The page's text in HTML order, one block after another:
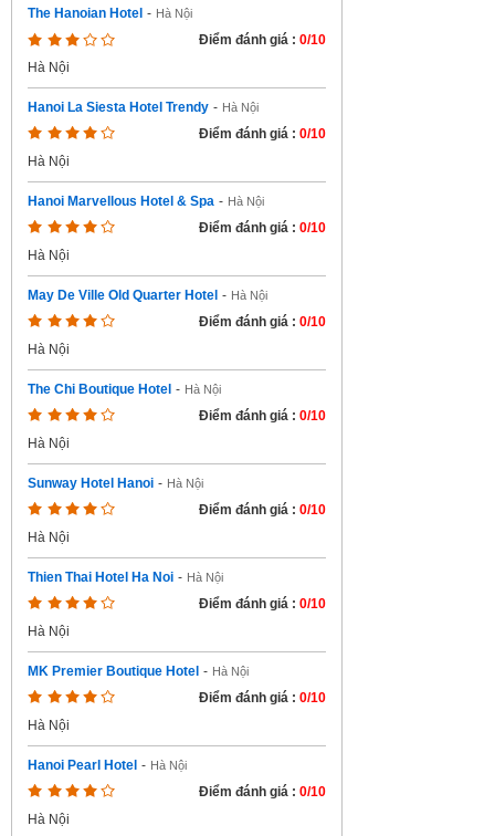
The Hanoian Hotel - Hà Nội
Điểm đánh giá : 0/10
Hà Nội
Hanoi La Siesta Hotel Trendy - Hà Nội
Điểm đánh giá : 0/10
Hà Nội
Hanoi Marvellous Hotel & Spa - Hà Nội
Điểm đánh giá : 0/10
Hà Nội
May De Ville Old Quarter Hotel - Hà Nội
Điểm đánh giá : 0/10
Hà Nội
The Chi Boutique Hotel - Hà Nội
Điểm đánh giá : 0/10
Hà Nội
Sunway Hotel Hanoi - Hà Nội
Điểm đánh giá : 0/10
Hà Nội
Thien Thai Hotel Ha Noi - Hà Nội
Điểm đánh giá : 0/10
Hà Nội
MK Premier Boutique Hotel - Hà Nội
Điểm đánh giá : 0/10
Hà Nội
Hanoi Pearl Hotel - Hà Nội
Điểm đánh giá : 0/10
Hà Nội